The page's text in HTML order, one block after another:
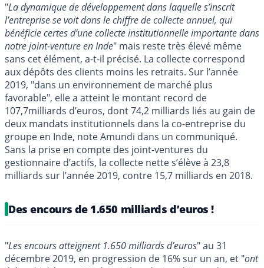
"La dynamique de développement dans laquelle s’inscrit
l’entreprise se voit dans le chiffre de collecte annuel, qui
bénéficie certes d’une collecte institutionnelle importante dans
notre joint-venture en Inde" mais reste très élevé même
sans cet élément, a-t-il précisé. La collecte correspond
aux dépôts des clients moins les retraits. Sur l’année
2019, "dans un environnement de marché plus
favorable", elle a atteint le montant record de
107,7milliards d’euros, dont 74,2 milliards liés au gain de
deux mandats institutionnels dans la co-entreprise du
groupe en Inde, note Amundi dans un communiqué.
Sans la prise en compte des joint-ventures du
gestionnaire d’actifs, la collecte nette s’élève à 23,8
milliards sur l’année 2019, contre 15,7 milliards en 2018.
Des encours de 1.650 milliards d’euros !
"Les encours atteignent 1.650 milliards d’euros" au 31
décembre 2019, en progression de 16% sur un an, et "ont